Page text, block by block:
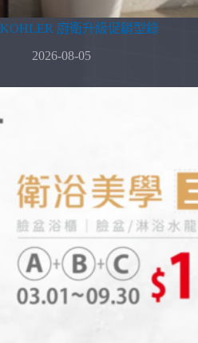
KOHLER 廚衛升級促銷型錄
2026-08-05